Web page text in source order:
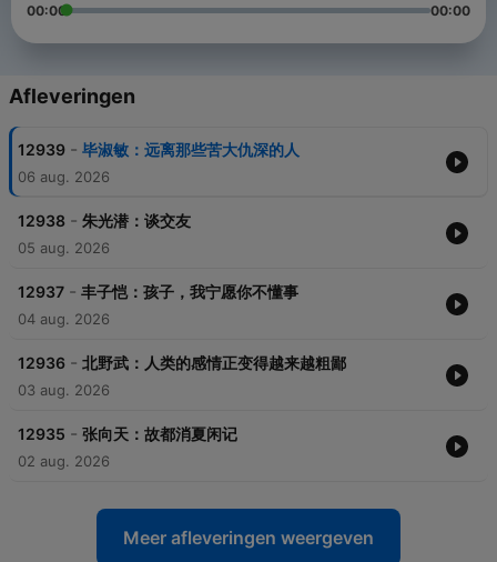
00:00 00:00
Afleveringen
12939 - 毕淑敏：远离那些苦大仇深的人
06 aug. 2026
12938 - 朱光潜：谈交友
05 aug. 2026
12937 - 丰子恺：孩子，我宁愿你不懂事
04 aug. 2026
12936 - 北野武：人类的感情正变得越来越粗鄙
03 aug. 2026
12935 - 张向天：故都消夏闲记
02 aug. 2026
Meer afleveringen weergeven